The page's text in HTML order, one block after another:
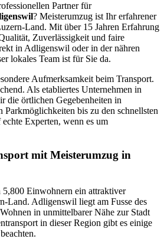
Partner für
? Meisterumzug ist Ihr erfahrener
Land. Mit über 15 Jahren Erfahrung
Zuverlässigkeit und faire
in Adligenswil oder in der nähren
lokales Team ist für Sie da.
Aufmerksamkeit beim Transport.
Als etabliertes Unternehmen in
die örtlichen Gegebenheiten in
Parkmöglichkeiten bis zu den schnellsten
Experten, wenn es um
mit Meisterumzug in
Einwohnern ein attraktiver
Land. Adligenswil liegt am Fusse des
in unmittelbarer Nähe zur Stadt
in dieser Region gibt es einige